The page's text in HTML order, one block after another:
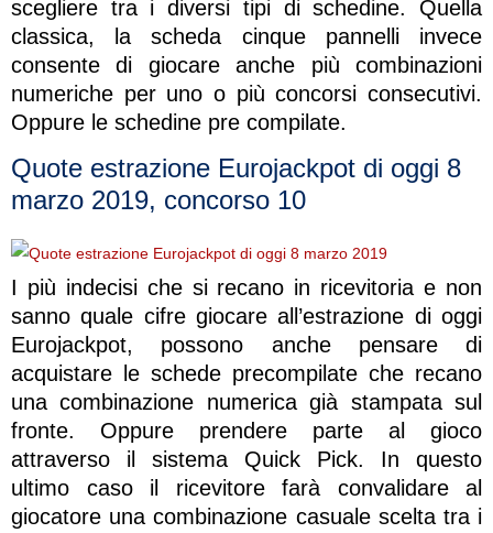
scegliere tra i diversi tipi di schedine. Quella
classica, la scheda cinque pannelli invece
consente di giocare anche più combinazioni
numeriche per uno o più concorsi consecutivi.
Oppure le schedine pre compilate.
Quote estrazione Eurojackpot di oggi 8
marzo 2019, concorso 10
I più indecisi che si recano in ricevitoria e non
sanno quale cifre giocare all’estrazione di oggi
Eurojackpot, possono anche pensare di
acquistare le schede precompilate che recano
una combinazione numerica già stampata sul
fronte. Oppure prendere parte al gioco
attraverso il sistema Quick Pick. In questo
ultimo caso il ricevitore farà convalidare al
giocatore una combinazione casuale scelta tra i